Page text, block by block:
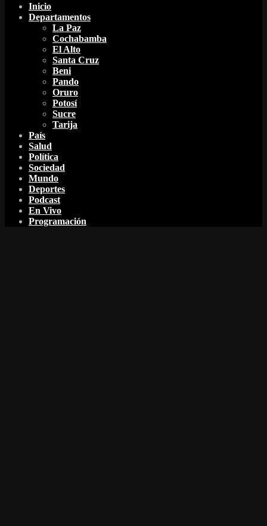
Inicio
Departamentos
La Paz
Cochabamba
El Alto
Santa Cruz
Beni
Pando
Oruro
Potosí
Sucre
Tarija
País
Salud
Política
Sociedad
Mundo
Deportes
Podcast
En Vivo
Programación